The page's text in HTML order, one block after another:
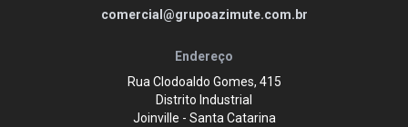
comercial@grupoazimute.com.br
Endereço
Rua Clodoaldo Gomes, 415
Distrito Industrial
Joinville - Santa Catarina